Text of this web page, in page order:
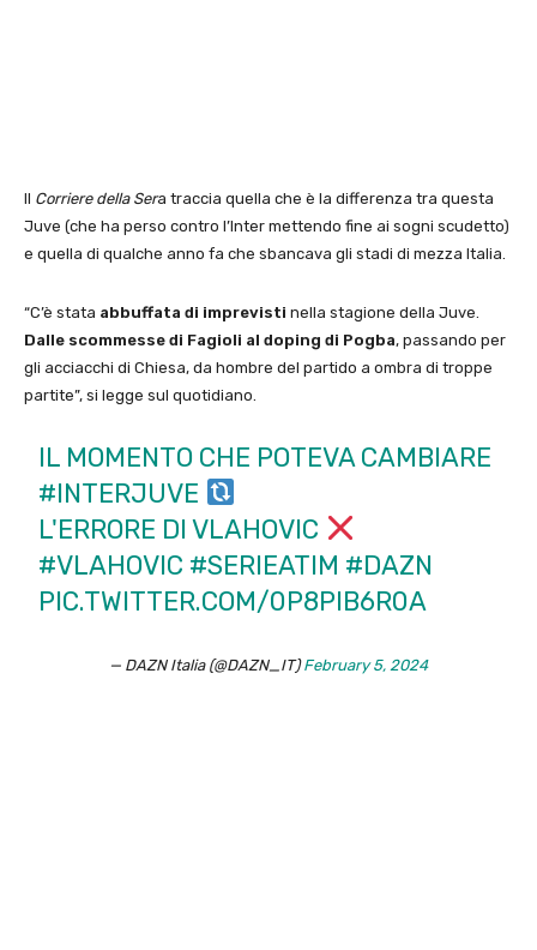
Il Corriere della Sera traccia quella che è la differenza tra questa
Juve (che ha perso contro l’Inter mettendo fine ai sogni scudetto)
e quella di qualche anno fa che sbancava gli stadi di mezza Italia.
“C’è stata abbuffata di imprevisti nella stagione della Juve.
Dalle scommesse di Fagioli al doping di Pogba, passando per
gli acciacchi di Chiesa, da hombre del partido a ombra di troppe
partite”, si legge sul quotidiano.
IL MOMENTO CHE POTEVA CAMBIARE
#INTERJUVE
L'ERRORE DI VLAHOVIC
#VLAHOVIC #SERIEATIM #DAZN
PIC.TWITTER.COM/0P8PIB6R0A
— DAZN Italia (@DAZN_IT)February 5, 2024